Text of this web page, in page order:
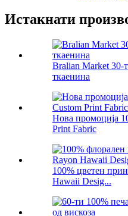
Истакнати
Bralian Market 30-
ткаенина
Нова промоција
Print Fabric
100% цветен
Hawaii Desig...